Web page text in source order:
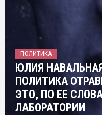
ПОЛИТИКА
ЮЛИЯ
ПОЛИТИКА
ЭТО, ПО ЕЕ
ЛАБОРАТОРИИ